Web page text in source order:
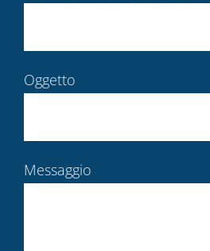
Oggetto
Messaggio